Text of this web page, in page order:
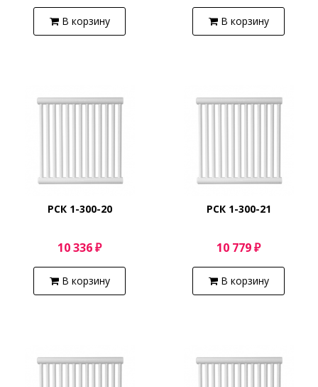
В корзину В корзину
РСК 1-300-20
10 336 ₽
В корзину
РСК 1-300-21
10 779 ₽
В корзину